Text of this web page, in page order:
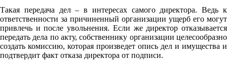
Такая передача дел – в интересах самого директора. Ведь к
ответственности за причиненный организации ущерб его могут
привлечь и после увольнения. Если же директор отказывается
передать дела по акту, собственнику организации целесообразно
создать комиссию, которая произведет опись дел и имущества и
подтвердит факт отказа директора от подписи.